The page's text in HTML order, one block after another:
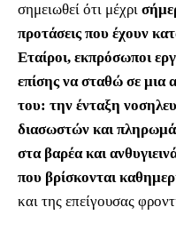
σημειωθεί ότι μέχρι
προτάσεις που έχουν
Εταίροι, εκπρόσωποι
επίσης να σταθώ σε
του: την ένταξη
διασωστών και
στα βαρέα και
που βρίσκονται
και της επείγουσας